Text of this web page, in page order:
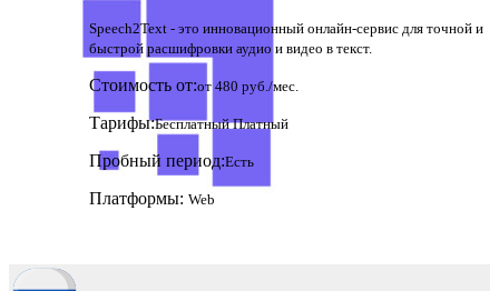
Speech2Text - это инновационный онлайн-сервис для точной и
быстрой расшифровки аудио и видео в текст.
Стоимость от:от 480 руб./мес.
Тарифы:Бесплатный Платный
Пробный период:Есть
Платформы: Web